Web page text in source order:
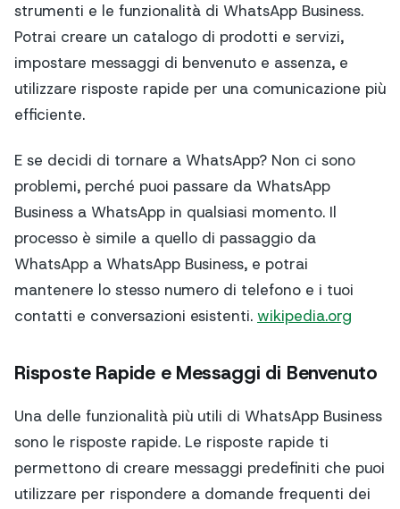
strumenti e le funzionalità di WhatsApp Business.
Potrai creare un catalogo di prodotti e servizi,
impostare messaggi di benvenuto e assenza, e
utilizzare risposte rapide per una comunicazione più
efficiente.
E se decidi di tornare a WhatsApp? Non ci sono
problemi, perché puoi passare da WhatsApp
Business a WhatsApp in qualsiasi momento. Il
processo è simile a quello di passaggio da
WhatsApp a WhatsApp Business, e potrai
mantenere lo stesso numero di telefono e i tuoi
contatti e conversazioni esistenti. wikipedia.org
Risposte Rapide e Messaggi di Benvenuto
Una delle funzionalità più utili di WhatsApp Business
sono le risposte rapide. Le risposte rapide ti
permettono di creare messaggi predefiniti che puoi
utilizzare per rispondere a domande frequenti dei